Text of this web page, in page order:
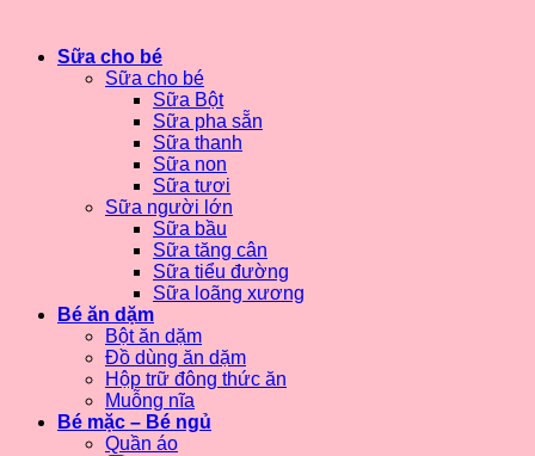
Sữa cho bé
Sữa cho bé
Sữa Bột
Sữa pha sẵn
Sữa thanh
Sữa non
Sữa tươi
Sữa người lớn
Sữa bầu
Sữa tăng cân
Sữa tiểu đường
Sữa loãng xương
Bé ăn dặm
Bột ăn dặm
Đồ dùng ăn dặm
Hộp trữ đông thức ăn
Muỗng nĩa
Bé mặc – Bé ngủ
Quần áo